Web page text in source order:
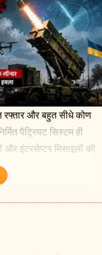
और बहुत सीधे कोण
पैट्रियट सिस्टम ही
इंटरसेप्टर मिसाइलों की